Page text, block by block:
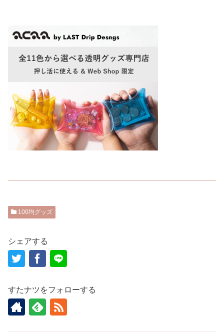
100均グッズ
シェアする
すたナツをフォローする